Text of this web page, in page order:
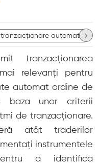
tranzacționare automată ›
tranzacționarea
relevanți pentru
automat ordine de
baza unor criterii
de tranzacționare.
atât traderilor
instrumentele
a identifica